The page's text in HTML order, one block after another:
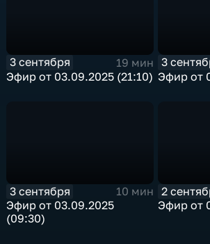
3 сентября
19 мин
Эфир от 03.09.2025 (21:10)
3
Эфир от
3 сентября
10 мин
Эфир от 03.09.2025
(09:30)
2
Эфир от